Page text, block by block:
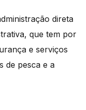
direta
que tem por
e serviços
de pesca e a